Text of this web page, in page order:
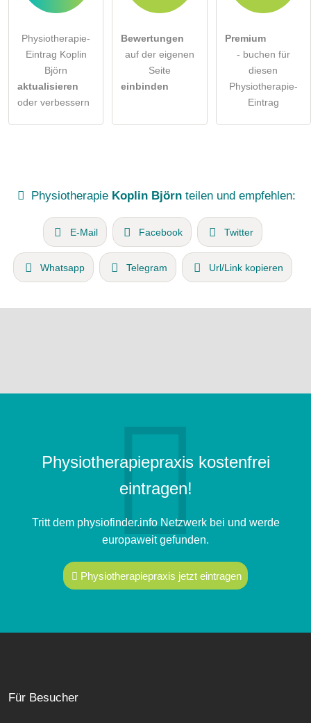
Physiotherapie-
Eintrag Koplin
Björn
aktualisieren
oder verbessern
Bewertungen
auf der eigenen
Seite
einbinden
Premium
- buchen für
diesen
Physiotherapie-
Eintrag
Physiotherapie Koplin Björn teilen und empfehlen:
E-Mail Facebook Twitter
Whatsapp Telegram Url/Link kopieren
Physiotherapiepraxis kostenfrei
eintragen!
Tritt dem physiofinder.info Netzwerk bei und werde
europaweit gefunden.
Physiotherapiepraxis jetzt eintragen
Für Besucher